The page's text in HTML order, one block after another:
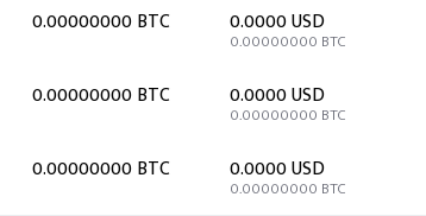
0.00000000 BTC 0.0000 USD
0.00000000 BTC
0.00000000 BTC 0.0000 USD
0.00000000 BTC
0.00000000 BTC 0.0000 USD
0.00000000 BTC